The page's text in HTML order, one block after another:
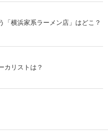
「横浜家系ラーメン店」はどこ？
カリストは？